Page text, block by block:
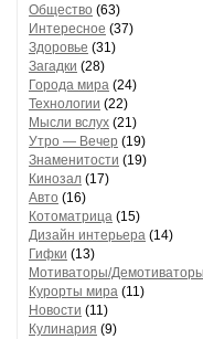
Общество (63)
Интересное (37)
Здоровье (31)
Загадки (28)
Города мира (24)
Технологии (22)
Мысли вслух (21)
Утро — Вечер (19)
Знаменитости (19)
Кинозал (17)
Авто (16)
Котоматрица (15)
Дизайн интерьера (14)
Гифки (13)
Мотиваторы/Демотиваторы
Курорты мира (11)
Новости (11)
Кулинария (9)